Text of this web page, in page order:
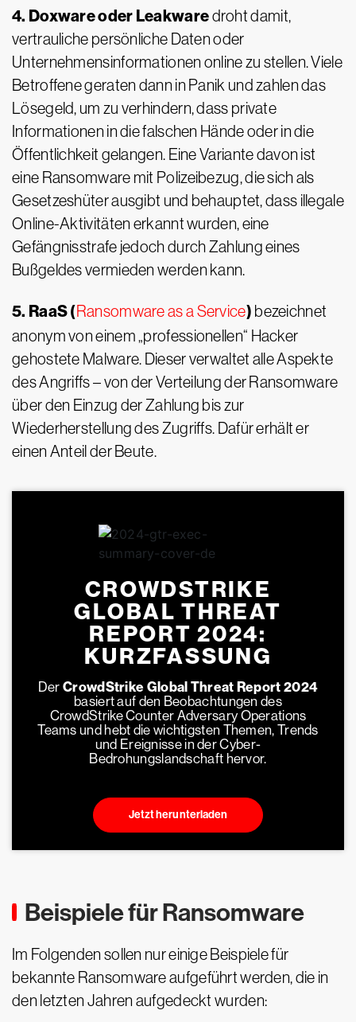
4. Doxware oder Leakwaredroht damit,
vertrauliche persönliche Daten oder
Unternehmensinformationen online zu stellen. Viele
Betroffene geraten dann in Panik und zahlen das
Lösegeld, um zu verhindern, dass private
Informationen in die falschen Hände oder in die
Öffentlichkeit gelangen. Eine Variante davon ist
eine Ransomware mit Polizeibezug, die sich als
Gesetzeshüter ausgibt und behauptet, dass illegale
Online-Aktivitäten erkannt wurden, eine
Gefängnisstrafe jedoch durch Zahlung eines
Bußgeldes vermieden werden kann.
5. RaaS (Ransomware as a Service) bezeichnet
anonym von einem „professionellen“ Hacker
gehostete Malware. Dieser verwaltet alle Aspekte
des Angriffs – von der Verteilung der Ransomware
über den Einzug der Zahlung bis zur
Wiederherstellung des Zugriffs. Dafür erhält er
einen Anteil der Beute.
CROWDSTRIKE
GLOBAL THREAT
REPORT 2024:
KURZFASSUNG
DerCrowdStrike Global Threat Report 2024
basiert auf den Beobachtungen des
CrowdStrike Counter Adversary Operations
Teams und hebt die wichtigsten Themen, Trends
und Ereignisse in der Cyber-
Bedrohungslandschaft hervor.
Jetzt herunterladen
Beispiele für Ransomware
Im Folgenden sollen nur einige Beispiele für
bekannte Ransomware aufgeführt werden, die in
den letzten Jahren aufgedeckt wurden: